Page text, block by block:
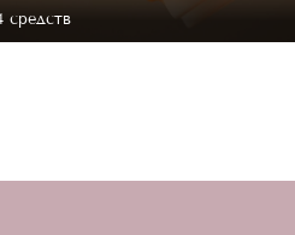
средств